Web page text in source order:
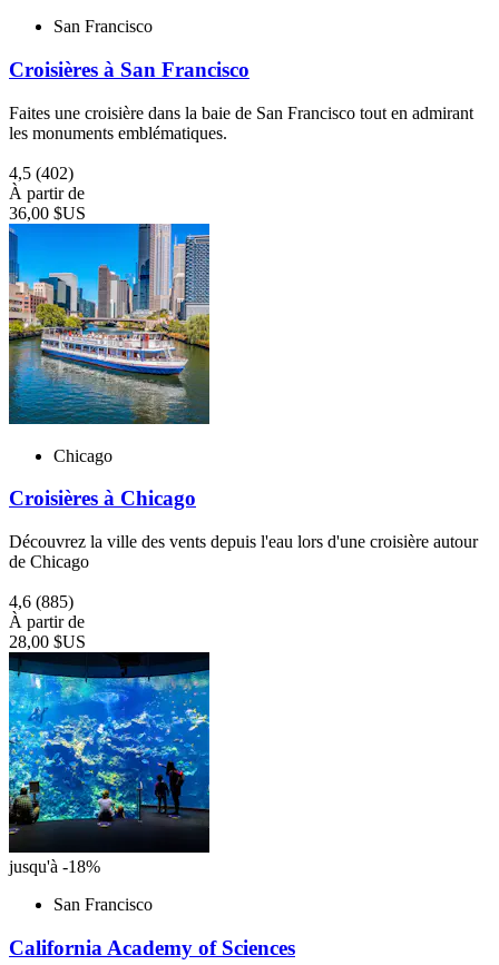
San Francisco
Croisières à San Francisco
Faites une croisière dans la baie de San Francisco tout en admirant
les monuments emblématiques.
4,5 (402)
À partir de
36,00 $US
Chicago
Croisières à Chicago
Découvrez la ville des vents depuis l'eau lors d'une croisière autour
de Chicago
4,6 (885)
À partir de
28,00 $US
jusqu'à -18%
San Francisco
California Academy of Sciences